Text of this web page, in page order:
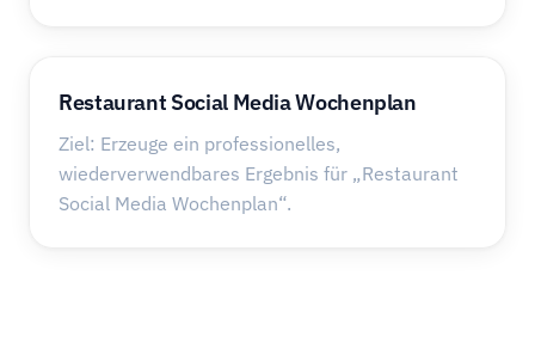
Restaurant Social Media Wochenplan
Ziel: Erzeuge ein professionelles,
wiederverwendbares Ergebnis für „Restaurant
Social Media Wochenplan“.